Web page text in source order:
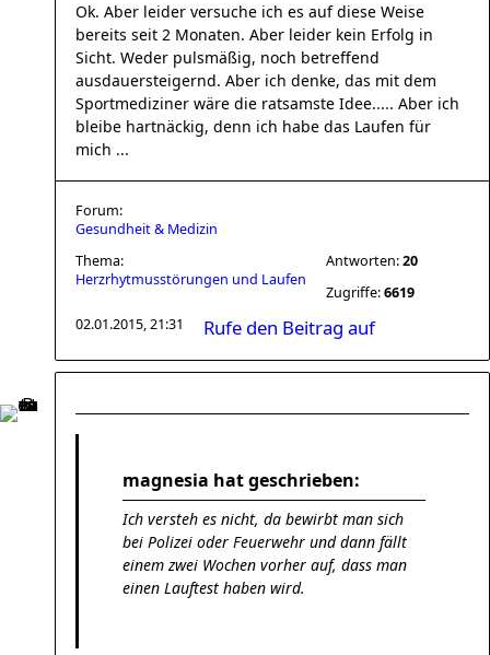
Ok. Aber leider versuche ich es auf diese Weise
bereits seit 2 Monaten. Aber leider kein Erfolg in
Sicht. Weder pulsmäßig, noch betreffend
ausdauersteigernd. Aber ich denke, das mit dem
Sportmediziner wäre die ratsamste Idee..... Aber ich
bleibe hartnäckig, denn ich habe das Laufen für
mich ...
Forum:
Gesundheit & Medizin
Thema:
Herzrhytmusstörungen und Laufen
Antworten:20
Zugriffe:6619
02.01.2015, 21:31
Rufe den Beitrag auf
magnesia hat geschrieben:
Ich versteh es nicht, da bewirbt man sich
bei Polizei oder Feuerwehr und dann fällt
einem zwei Wochen vorher auf, dass man
einen Lauftest haben wird.